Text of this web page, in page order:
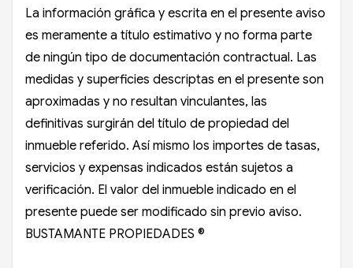
La información gráfica y escrita en el presente aviso
es meramente a título estimativo y no forma parte
de ningún tipo de documentación contractual. Las
medidas y superficies descriptas en el presente son
aproximadas y no resultan vinculantes, las
definitivas surgirán del título de propiedad del
inmueble referido. Así mismo los importes de tasas,
servicios y expensas indicados están sujetos a
verificación. El valor del inmueble indicado en el
presente puede ser modificado sin previo aviso.
BUSTAMANTE PROPIEDADES ®